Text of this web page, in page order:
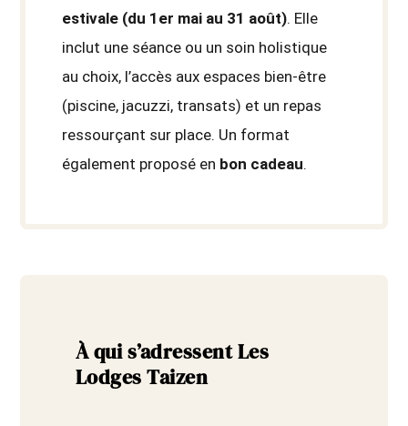
estivale (du 1er mai au 31 août). Elle
inclut une séance ou un soin holistique
au choix, l’accès aux espaces bien-être
(piscine, jacuzzi, transats) et un repas
ressourçant sur place. Un format
également proposé en bon cadeau.
À qui s’adressent Les
Lodges Taizen